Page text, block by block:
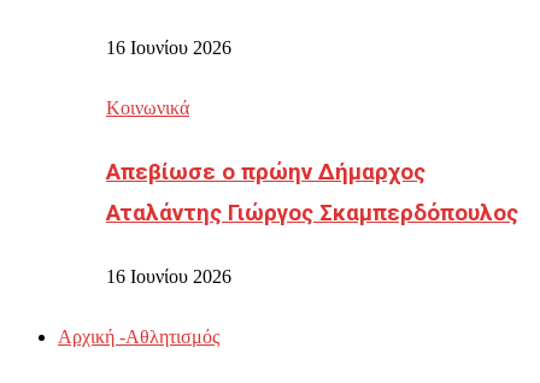
16 Ιουνίου 2026
Κοινωνικά
Απεβίωσε ο πρώην Δήμαρχος
Αταλάντης Γιώργος Σκαμπερδόπουλος
16 Ιουνίου 2026
Αρχική -Αθλητισμός